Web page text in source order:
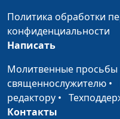
Дом на песке и на
Евангелие от Луки 6:46-
Нагорная проповедь.
и не будете судимы. О
бревне в глазу
6:37-42
Политика обработки
конфиденциальности
Написать
Молитвенные просьбы
священнослужителю •
редактору •
Контакты